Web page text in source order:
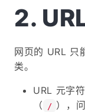
网页的 URL 只
类。
URL 元字
（
/ ），